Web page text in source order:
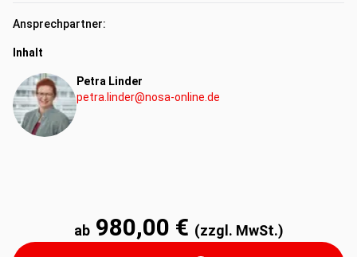
Ansprechpartner:
Inhalt
Petra Linder
petra.linder@nosa-online.de
ab 980,00 € (zzgl. MwSt.)